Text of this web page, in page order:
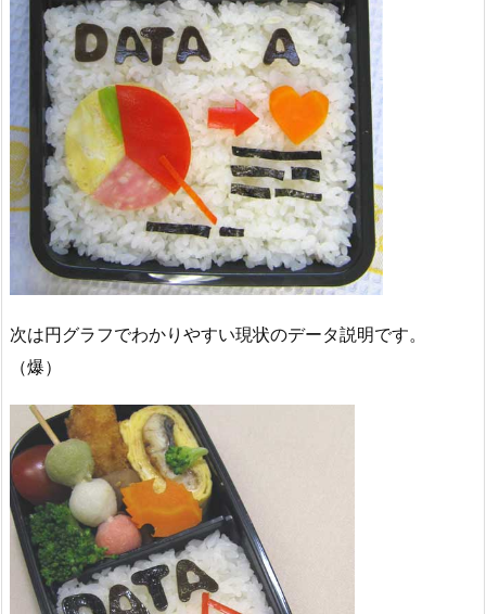
次は円グラフでわかりやすい現状のデータ説明です。
（爆）